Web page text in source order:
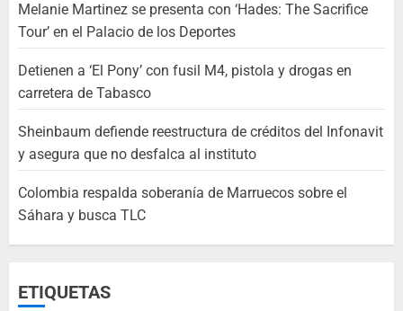
Melanie Martinez se presenta con ‘Hades: The Sacrifice
Tour’ en el Palacio de los Deportes
Detienen a ‘El Pony’ con fusil M4, pistola y drogas en
carretera de Tabasco
Sheinbaum defiende reestructura de créditos del Infonavit
y asegura que no desfalca al instituto
Colombia respalda soberanía de Marruecos sobre el
Sáhara y busca TLC
ETIQUETAS